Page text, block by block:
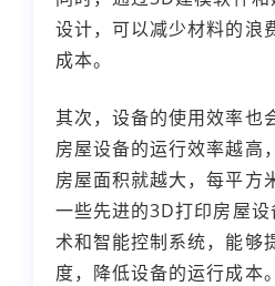
设计，可以减少材料的浪
成本。
其次，设备的使用效率也
房屋设备的运行效率越高
房屋面积就越大，每平方
一些先进的3D打印房屋
术和智能控制系统，能够
度，降低设备的运行成本。